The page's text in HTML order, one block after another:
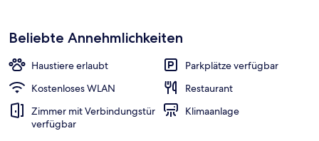
Beliebte Annehmlichkeiten
Haustiere erlaubt
Parkplätze verfügbar
Kostenloses WLAN
Restaurant
Zimmer mit Verbindungstür
verfügbar
Klimaanlage